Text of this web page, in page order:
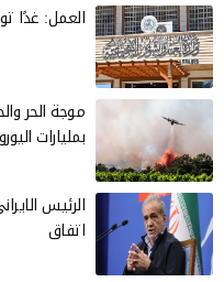
العمل: غدًا
موجة الحر
بمليارات
الرئيس
اتفاق